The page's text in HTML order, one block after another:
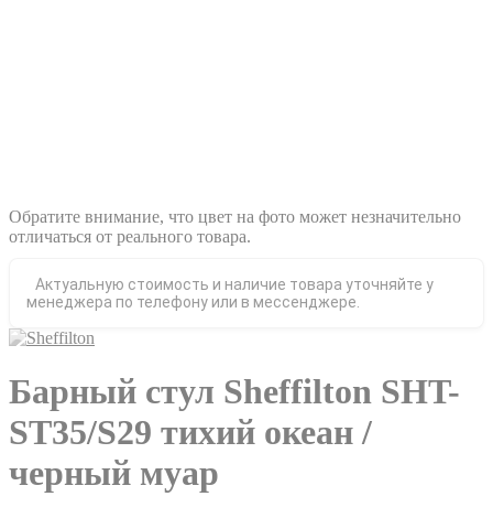
Обратите внимание, что цвет на фото может незначительно
отличаться от реального товара.
Актуальную стоимость и наличие товара уточняйте у
менеджера по телефону или в мессенджере.
Барный стул Sheffilton SHT-
ST35/S29 тихий океан /
черный муар